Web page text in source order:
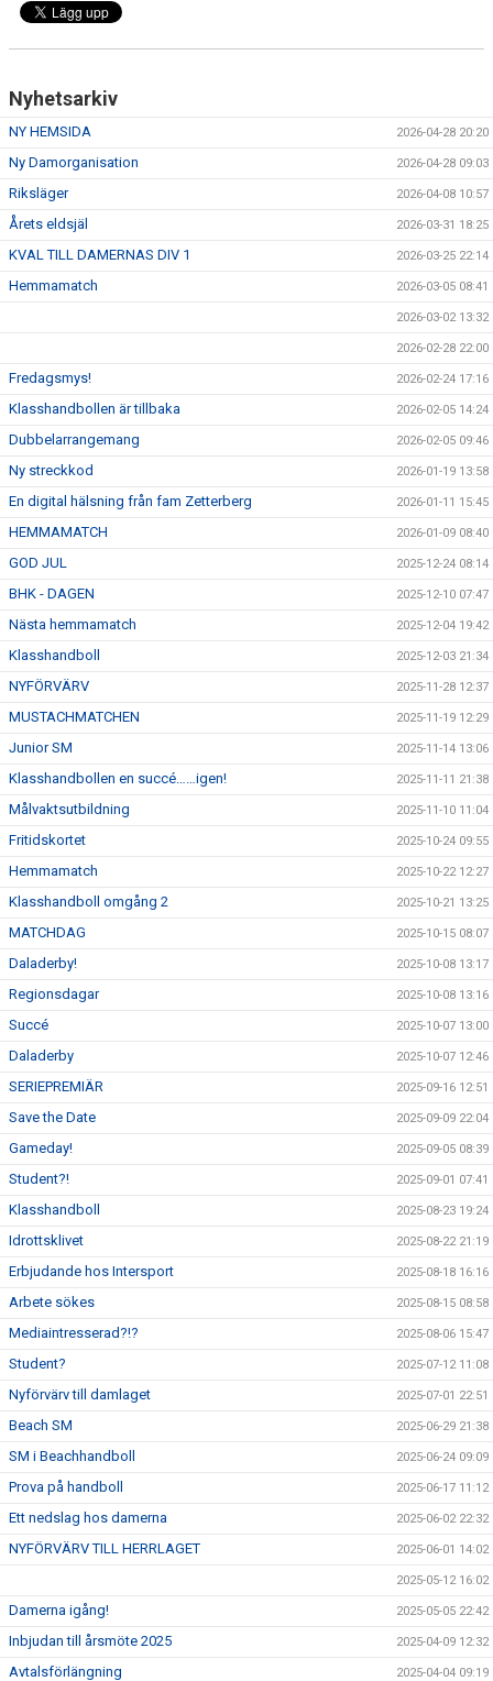
VÅRA LAG/TRÄNARE
MEDLEMS INFO
UNGDOMSKOMMITTÉN
Nyhetsarkiv
NY HEMSIDA 2026-04-28 20:20
Ny Damorganisation 2026-04-28 09:03
Riksläger 2026-04-08 10:57
Årets eldsjäl 2026-03-31 18:25
KVAL TILL DAMERNAS DIV 1 2026-03-25 22:14
Hemmamatch 2026-03-05 08:41
2026-03-02 13:32
2026-02-28 22:00
Fredagsmys! 2026-02-24 17:16
Klasshandbollen är tillbaka 2026-02-05 14:24
Dubbelarrangemang 2026-02-05 09:46
Ny streckkod 2026-01-19 13:58
En digital hälsning från fam Zetterberg 2026-01-11 15:45
HEMMAMATCH 2026-01-09 08:40
GOD JUL 2025-12-24 08:14
BHK - DAGEN 2025-12-10 07:47
Nästa hemmamatch 2025-12-04 19:42
Klasshandboll 2025-12-03 21:34
NYFÖRVÄRV 2025-11-28 12:37
MUSTACHMATCHEN 2025-11-19 12:29
Junior SM 2025-11-14 13:06
Klasshandbollen en succé……igen! 2025-11-11 21:38
Målvaktsutbildning 2025-11-10 11:04
Fritidskortet 2025-10-24 09:55
Hemmamatch 2025-10-22 12:27
Klasshandboll omgång 2 2025-10-21 13:25
MATCHDAG 2025-10-15 08:07
Daladerby! 2025-10-08 13:17
Regionsdagar 2025-10-08 13:16
Succé 2025-10-07 13:00
Daladerby 2025-10-07 12:46
SERIEPREMIÄR 2025-09-16 12:51
Save the Date 2025-09-09 22:04
Gameday! 2025-09-05 08:39
Student?! 2025-09-01 07:41
Klasshandboll 2025-08-23 19:24
Idrottsklivet 2025-08-22 21:19
Erbjudande hos Intersport 2025-08-18 16:16
Arbete sökes 2025-08-15 08:58
Mediaintresserad?!? 2025-08-06 15:47
Student? 2025-07-12 11:08
Nyförvärv till damlaget 2025-07-01 22:51
Beach SM 2025-06-29 21:38
SM i Beachhandboll 2025-06-24 09:09
Prova på handboll 2025-06-17 11:12
Ett nedslag hos damerna 2025-06-02 22:32
NYFÖRVÄRV TILL HERRLAGET 2025-06-01 14:02
2025-05-12 16:02
Damerna igång! 2025-05-05 22:42
Inbjudan till årsmöte 2025 2025-04-09 12:32
Avtalsförlängning 2025-04-04 09:19